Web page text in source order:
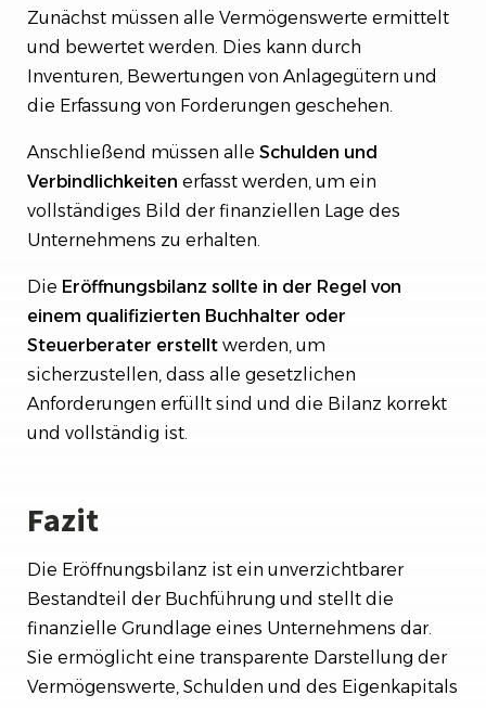
Zunächst müssen alle Vermögenswerte ermittelt
und bewertet werden. Dies kann durch
Inventuren, Bewertungen von Anlagegütern und
die Erfassung von Forderungen geschehen.
Anschließend müssen alle Schulden und
Verbindlichkeiten erfasst werden, um ein
vollständiges Bild der finanziellen Lage des
Unternehmens zu erhalten.
Die Eröffnungsbilanz sollte in der Regel von
einem qualifizierten Buchhalter oder
Steuerberater erstellt werden, um
sicherzustellen, dass alle gesetzlichen
Anforderungen erfüllt sind und die Bilanz korrekt
und vollständig ist.
Fazit
Die Eröffnungsbilanz ist ein unverzichtbarer
Bestandteil der Buchführung und stellt die
finanzielle Grundlage eines Unternehmens dar.
Sie ermöglicht eine transparente Darstellung der
Vermögenswerte, Schulden und des Eigenkapitals